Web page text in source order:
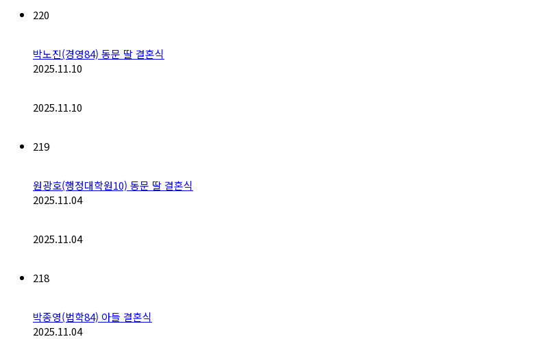
220
박노진(경영84) 동문 딸 결혼식
2025.11.10
2025.11.10
219
원광호(행정대학원10) 동문 딸 결혼식
2025.11.04
2025.11.04
218
박종영(법학84) 아들 결혼식
2025.11.04